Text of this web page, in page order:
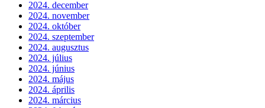
2024. december
2024. november
2024. október
2024. szeptember
2024. augusztus
2024. július
2024. június
2024. május
2024. április
2024. március